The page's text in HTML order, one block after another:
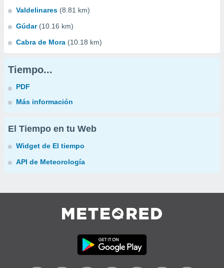
Valdelinares (8.81 km)
Gúdar (10.16 km)
Cabra de Mora (10.18 km)
Tiempo...
PDF
Más información
El Tiempo en tu Web
Widget de El tiempo
API de Meteorología